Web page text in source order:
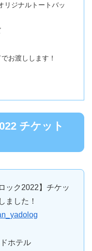
リジナルトートバッ
お渡しします！
チケット
ック2022】チケッ
ました！
ホテル